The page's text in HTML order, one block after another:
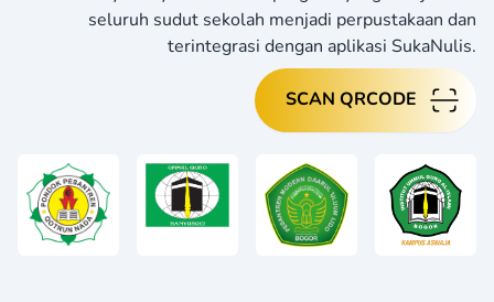
seluruh sudut sekolah menjadi perpustakaan dan
terintegrasi dengan aplikasi SukaNulis.
SCAN QRCODE